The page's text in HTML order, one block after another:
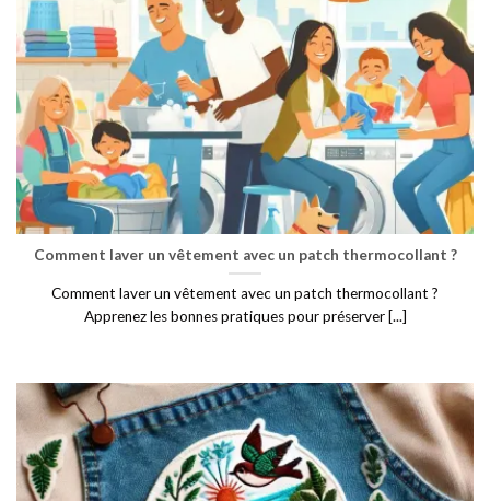
Comment laver un vêtement avec un patch thermocollant ?
Comment laver un vêtement avec un patch thermocollant ?
Apprenez les bonnes pratiques pour préserver [...]